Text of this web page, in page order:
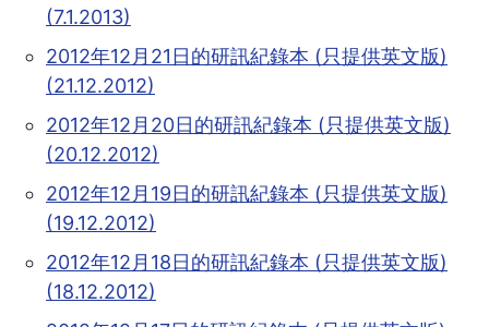
(7.1.2013)
2012年12月21日的研訊紀錄本 (只提供英文版)
(21.12.2012)
2012年12月20日的研訊紀錄本 (只提供英文版)
(20.12.2012)
2012年12月19日的研訊紀錄本 (只提供英文版)
(19.12.2012)
2012年12月18日的研訊紀錄本 (只提供英文版)
(18.12.2012)